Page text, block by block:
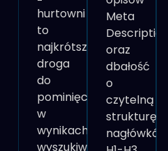
hurtowni
to
najkrótsza
droga
do
pominięcia
w
wynikach
wyszukiwania
Meta
Description
oraz
dbałość
o
czytelną
strukturę
nagłówków